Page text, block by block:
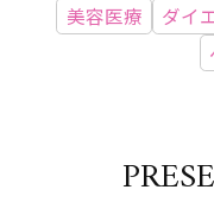
美容医療
ダイ